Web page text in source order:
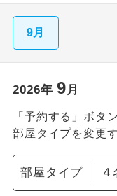
9月
2026年 9 月
「予約する」ボタ
部屋タイプを変更
部屋タイプ